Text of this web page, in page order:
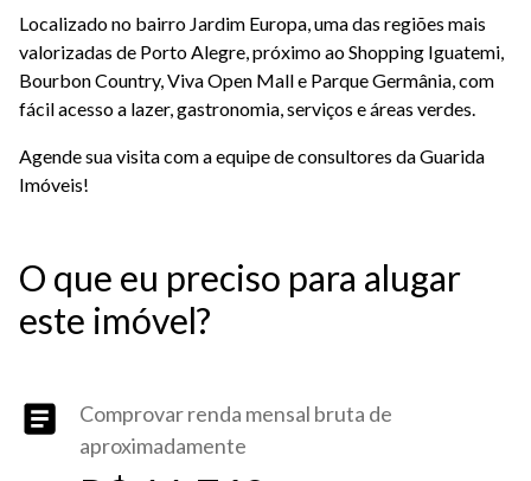
Localizado no bairro Jardim Europa, uma das regiões mais
valorizadas de Porto Alegre, próximo ao Shopping Iguatemi,
Bourbon Country, Viva Open Mall e Parque Germânia, com
fácil acesso a lazer, gastronomia, serviços e áreas verdes.
Agende sua visita com a equipe de consultores da Guarida
Imóveis!
O que eu preciso para alugar
este imóvel?
Comprovar renda mensal bruta de
aproximadamente